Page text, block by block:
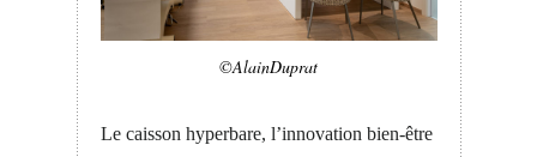
©AlainDuprat
Le caisson hyperbare, l’innovation bien-être